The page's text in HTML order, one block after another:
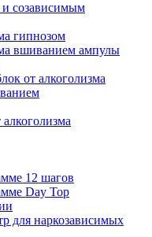
созависимым
гипнозом
вшиванием ампулы
от алкоголизма
12 шагов
Day Top
для наркозависимых